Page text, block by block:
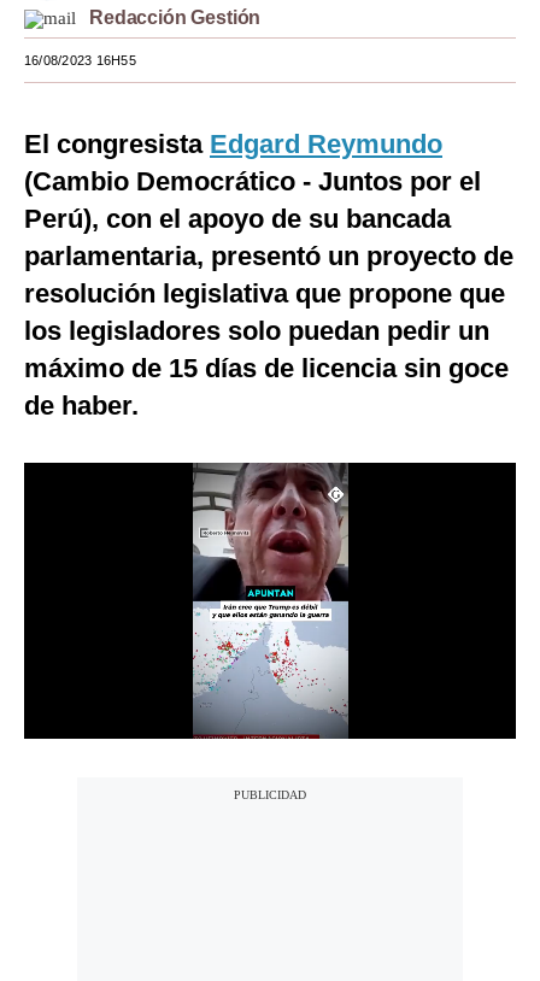
Moda
Estilos
EEUU
España
Internacional
Tecnología
Club del Suscriptor
Redacción Gestión
16/08/2023 16H55
El congresista Edgard Reymundo
(Cambio Democrático - Juntos por el
Perú), con el apoyo de su bancada
parlamentaria, presentó un proyecto de
resolución legislativa que propone que
los legisladores solo puedan pedir un
máximo de 15 días de licencia sin goce
de haber.